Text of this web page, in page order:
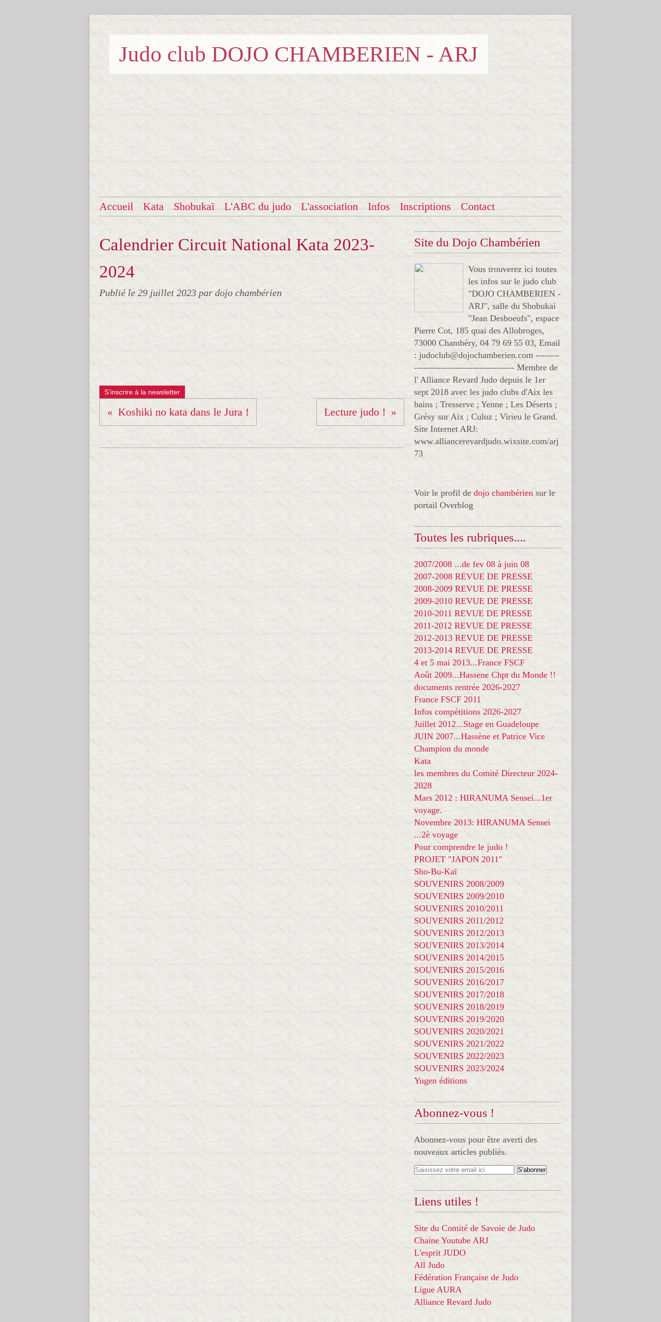
Judo club DOJO CHAMBERIEN - ARJ
Accueil Kata Shobukaï L'ABC du judo L'association Infos Inscriptions Contact
Calendrier Circuit National Kata 2023-
2024
Publié le 29 juillet 2023 par dojo chambérien
S'inscrire à la newsletter
Koshiki no kata dans le Jura ! Lecture judo !
Site du Dojo Chambérien
Vous trouverez ici toutes
les infos sur le judo club
"DOJO CHAMBERIEN -
ARJ", salle du Shobukai
"Jean Desboeufs", espace
Pierre Cot, 185 quai des Allobroges,
73000 Chambéry, 04 79 69 55 03, Email
: judoclub@dojochamberien.com --------
---------------------------------- Membre de
l' Alliance Revard Judo depuis le 1er
sept 2018 avec les judo clubs d'Aix les
bains ; Tresserve ; Yenne ; Les Déserts ;
Grésy sur Aix ; Culoz ; Virieu le Grand.
Site Internet ARJ:
www.alliancerevardjudo.wixsite.com/arj
73
Voir le profil de dojo chambérien sur le
portail Overblog
Toutes les rubriques....
2007/2008 ...de fev 08 à juin 08
2007-2008 REVUE DE PRESSE
2008-2009 REVUE DE PRESSE
2009-2010 REVUE DE PRESSE
2010-2011 REVUE DE PRESSE
2011-2012 REVUE DE PRESSE
2012-2013 REVUE DE PRESSE
2013-2014 REVUE DE PRESSE
4 et 5 mai 2013...France FSCF
Août 2009...Hassene Chpt du Monde !!
documents rentrée 2026-2027
France FSCF 2011
Infos compétitions 2026-2027
Juillet 2012...Stage en Guadeloupe
JUIN 2007...Hassène et Patrice Vice
Champion du monde
Kata
les membres du Comité Directeur 2024-
2028
Mars 2012 : HIRANUMA Sensei...1er
voyage.
Novembre 2013: HIRANUMA Sensei
...2è voyage
Pour comprendre le judo !
PROJET "JAPON 2011"
Sho-Bu-Kaï
SOUVENIRS 2008/2009
SOUVENIRS 2009/2010
SOUVENIRS 2010/2011
SOUVENIRS 2011/2012
SOUVENIRS 2012/2013
SOUVENIRS 2013/2014
SOUVENIRS 2014/2015
SOUVENIRS 2015/2016
SOUVENIRS 2016/2017
SOUVENIRS 2017/2018
SOUVENIRS 2018/2019
SOUVENIRS 2019/2020
SOUVENIRS 2020/2021
SOUVENIRS 2021/2022
SOUVENIRS 2022/2023
SOUVENIRS 2023/2024
Yugen éditions
Abonnez-vous !
Abonnez-vous pour être averti des
nouveaux articles publiés.
Liens utiles !
Site du Comité de Savoie de Judo
Chaine Youtube ARJ
L'esprit JUDO
All Judo
Fédération Française de Judo
Ligue AURA
Alliance Revard Judo